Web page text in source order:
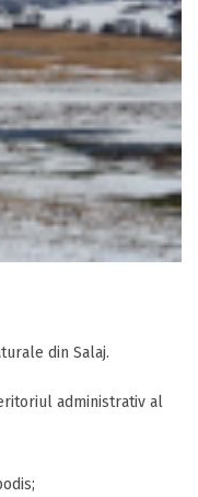
din Salaj.
administrativ al